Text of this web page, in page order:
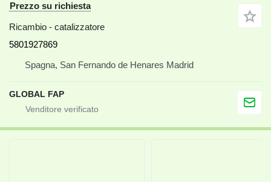
Prezzo su richiesta
Ricambio - catalizzatore
5801927869
Spagna, San Fernando de Henares Madrid
GLOBAL FAP